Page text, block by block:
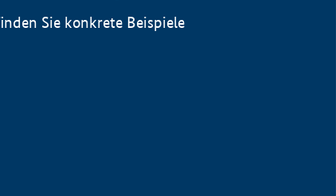
Sie konkrete Beispiele